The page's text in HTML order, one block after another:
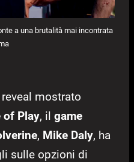
a una brutalità mai incontrata
mostrato
of Play, il game
, Mike Daly, ha
sulle opzioni di